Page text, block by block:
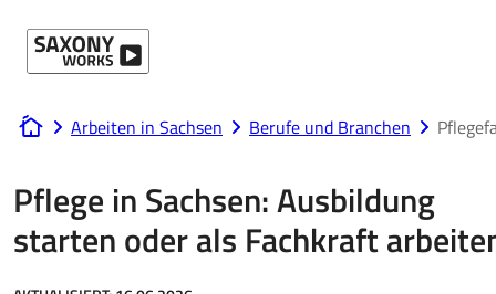
www.saxony-works.com
Arbeiten in Sachsen Berufe und Branchen
Pflege in Sachsen: Ausbildung
starten oder als Fachkraft